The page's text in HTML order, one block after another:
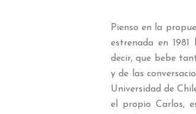
Pienso en la
estrenada en
decir, que bebe
y de las
Universidad de
el propio Carlos,